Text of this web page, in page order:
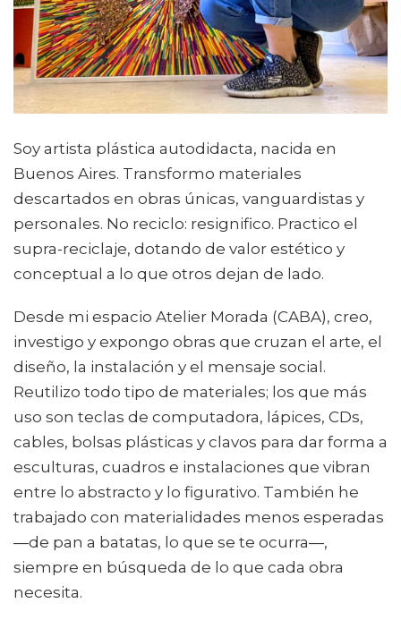
Soy artista plástica autodidacta, nacida en
Buenos Aires. Transformo materiales
descartados en obras únicas, vanguardistas y
personales. No reciclo: resignifico. Practico el
supra-reciclaje, dotando de valor estético y
conceptual a lo que otros dejan de lado.
Desde mi espacio Atelier Morada (CABA), creo,
investigo y expongo obras que cruzan el arte, el
diseño, la instalación y el mensaje social.
Reutilizo todo tipo de materiales; los que más
uso son teclas de computadora, lápices, CDs,
cables, bolsas plásticas y clavos para dar forma a
esculturas, cuadros e instalaciones que vibran
entre lo abstracto y lo figurativo. También he
trabajado con materialidades menos esperadas
—de pan a batatas, lo que se te ocurra—,
siempre en búsqueda de lo que cada obra
necesita.